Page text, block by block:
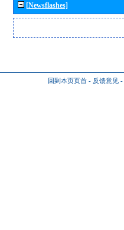
[Newsflashes]
回到本页页首 - 反馈意见 -